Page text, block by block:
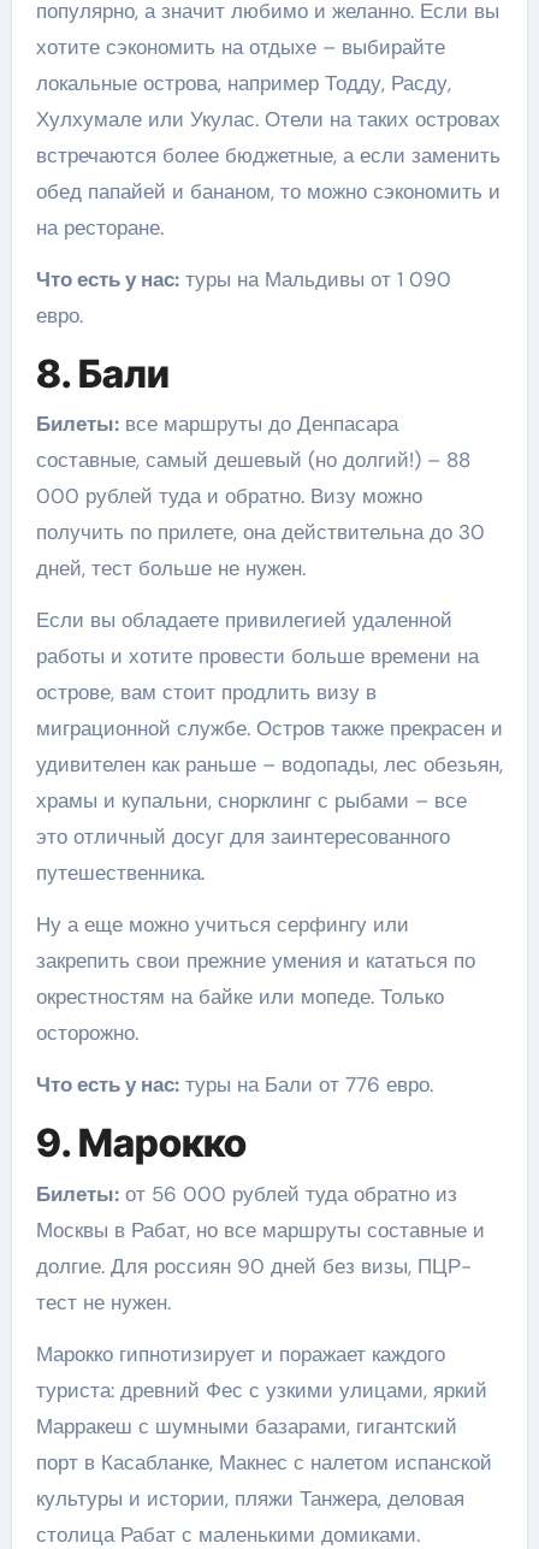
популярно, а значит любимо и желанно. Если вы
хотите сэкономить на отдыхе – выбирайте
локальные острова, например Тодду, Расду,
Хулхумале или Укулас. Отели на таких островах
встречаются более бюджетные, а если заменить
обед папайей и бананом, то можно сэкономить и
на ресторане.
Что есть у нас:туры на Мальдивы от 1 090
евро.
8. Бали
Билеты:все маршруты до Денпасара
составные, самый дешевый (но долгий!) – 88
000 рублей туда и обратно. Визу можно
получить по прилете, она действительна до 30
дней, тест больше не нужен.
Если вы обладаете привилегией удаленной
работы и хотите провести больше времени на
острове, вам стоит продлить визу в
миграционной службе. Остров также прекрасен и
удивителен как раньше – водопады, лес обезьян,
храмы и купальни, снорклинг с рыбами – все
это отличный досуг для заинтересованного
путешественника.
Ну а еще можно учиться серфингу или
закрепить свои прежние умения и кататься по
окрестностям на байке или мопеде. Только
осторожно.
Что есть у нас:туры на Бали от 776 евро.
9. Марокко
Билеты:от 56 000 рублей туда обратно из
Москвы в Рабат, но все маршруты составные и
долгие. Для россиян 90 дней без визы, ПЦР-
тест не нужен.
Марокко гипнотизирует и поражает каждого
туриста: древний Фес с узкими улицами, яркий
Марракеш с шумными базарами, гигантский
порт в Касабланке, Макнес с налетом испанской
культуры и истории, пляжи Танжера, деловая
столица Рабат с маленькими домиками.